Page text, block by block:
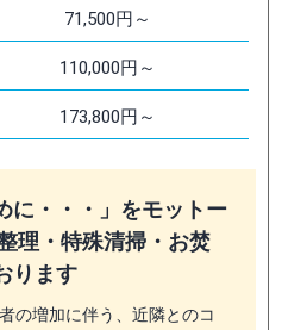
71,500円～
110,000円～
173,800円～
に・・・」をモットー
理・特殊清掃・お焚
ります
の増加に伴う、近隣とのコ